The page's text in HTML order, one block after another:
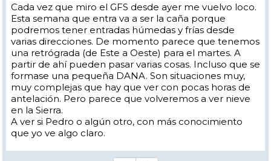
Cada vez que miro el GFS desde ayer me vuelvo loco.
Esta semana que entra va a ser la caña porque
podremos tener entradas húmedas y frías desde
varias direcciones. De momento parece que tenemos
una retrógrada (de Este a Oeste) para el martes. A
partir de ahí pueden pasar varias cosas. Incluso que se
formase una pequeña DANA. Son situaciones muy,
muy complejas que hay que ver con pocas horas de
antelación. Pero parece que volveremos a ver nieve
en la Sierra.
A ver si Pedro o algún otro, con más conocimiento
que yo ve algo claro.